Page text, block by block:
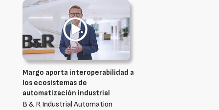
Margo aporta interoperabilidad a
los ecosistemas de
automatización industrial
B & R Industrial Automation